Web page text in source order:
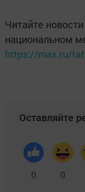
Читайте
национальном
https://max.ru/
Оставляйте
0 0